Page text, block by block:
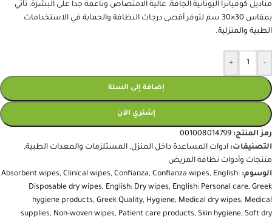
مناديل كوفيانزا اليونانية الجافة، عالية الامتصاص وناعمة جداً على البشرة، تأتي
بمقاس 30×30 سم لتوفر أقصى درجات النظافة والحماية في الاستخدامات
الطبية والمنزلية.
-
+
إضافة إلى السلة
إشتري الآن
رمز المنتج: 001008014799
التصنيفات: ادوات المساعدة داخل المنزل, المستلزمات والمعدات الطبية,
منتجات وأدوات نظافة المريض
الوسوم:
Absorbent wipes, Clinical wipes, Confianza, Confianza wipes, English:
Disposable dry wipes, English: Dry wipes, English: Personal care, Greek
hygiene products, Greek Quality, Hygiene, Medical dry wipes, Medical
supplies, Non-woven wipes, Patient care products, Skin hygiene, Soft dry